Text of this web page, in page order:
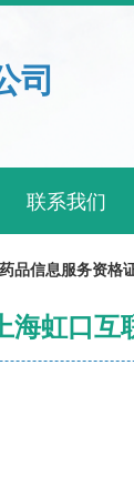
司
联系我们
药品信息服务资格
海虹口互